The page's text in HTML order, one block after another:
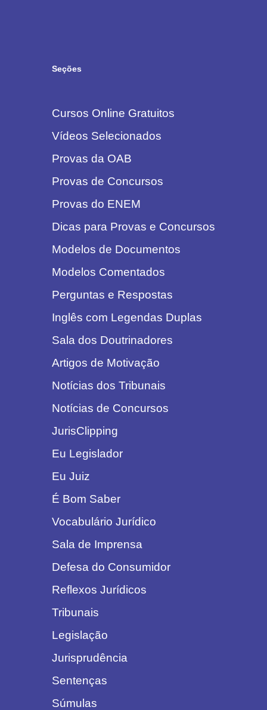
Seções
Cursos Online Gratuitos
Vídeos Selecionados
Provas da OAB
Provas de Concursos
Provas do ENEM
Dicas para Provas e Concursos
Modelos de Documentos
Modelos Comentados
Perguntas e Respostas
Inglês com Legendas Duplas
Sala dos Doutrinadores
Artigos de Motivação
Notícias dos Tribunais
Notícias de Concursos
JurisClipping
Eu Legislador
Eu Juiz
É Bom Saber
Vocabulário Jurídico
Sala de Imprensa
Defesa do Consumidor
Reflexos Jurídicos
Tribunais
Legislação
Jurisprudência
Sentenças
Súmulas